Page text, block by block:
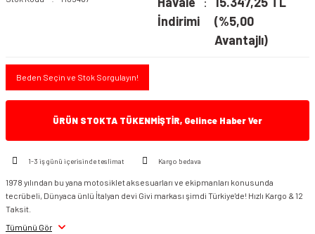
İndirimi
(%5,00
Avantajlı)
Beden Seçin ve Stok Sorgulayın!
ÜRÜN STOKTA TÜKENMİŞTİR, Gelince Haber Ver
1-3 iş günü içerisinde teslimat Kargo bedava
1978 yılından bu yana motosiklet aksesuarları ve ekipmanları konusunda
tecrübeli, Dünyaca ünlü İtalyan devi Givi markası şimdi Türkiye'de! Hızlı Kargo & 12
Taksit.
Tümünü Gör